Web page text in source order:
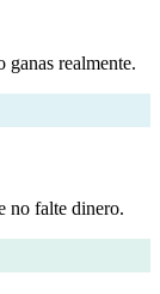
ganas realmente.
no falte dinero.